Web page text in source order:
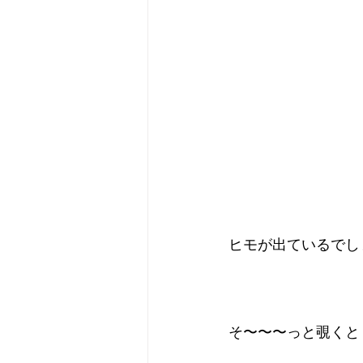
ヒモが出ているでし
そ〜〜〜っと覗くと